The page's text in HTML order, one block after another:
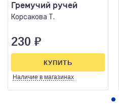
Гремучий ручей
Корсакова Т.
230 ₽
Наличие в магазинах
КУПИТЬ